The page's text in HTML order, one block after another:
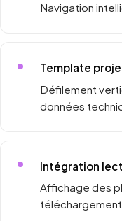
Navigation
Template
Défilement
données
Intégration
Affichage des